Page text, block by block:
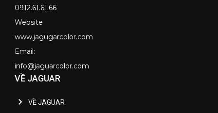
0912.61.61.66
Website
www.jagugarcolor.com
Email:
info@jaguarcolor.com
VỀ JAGUAR
VỀ JAGUAR